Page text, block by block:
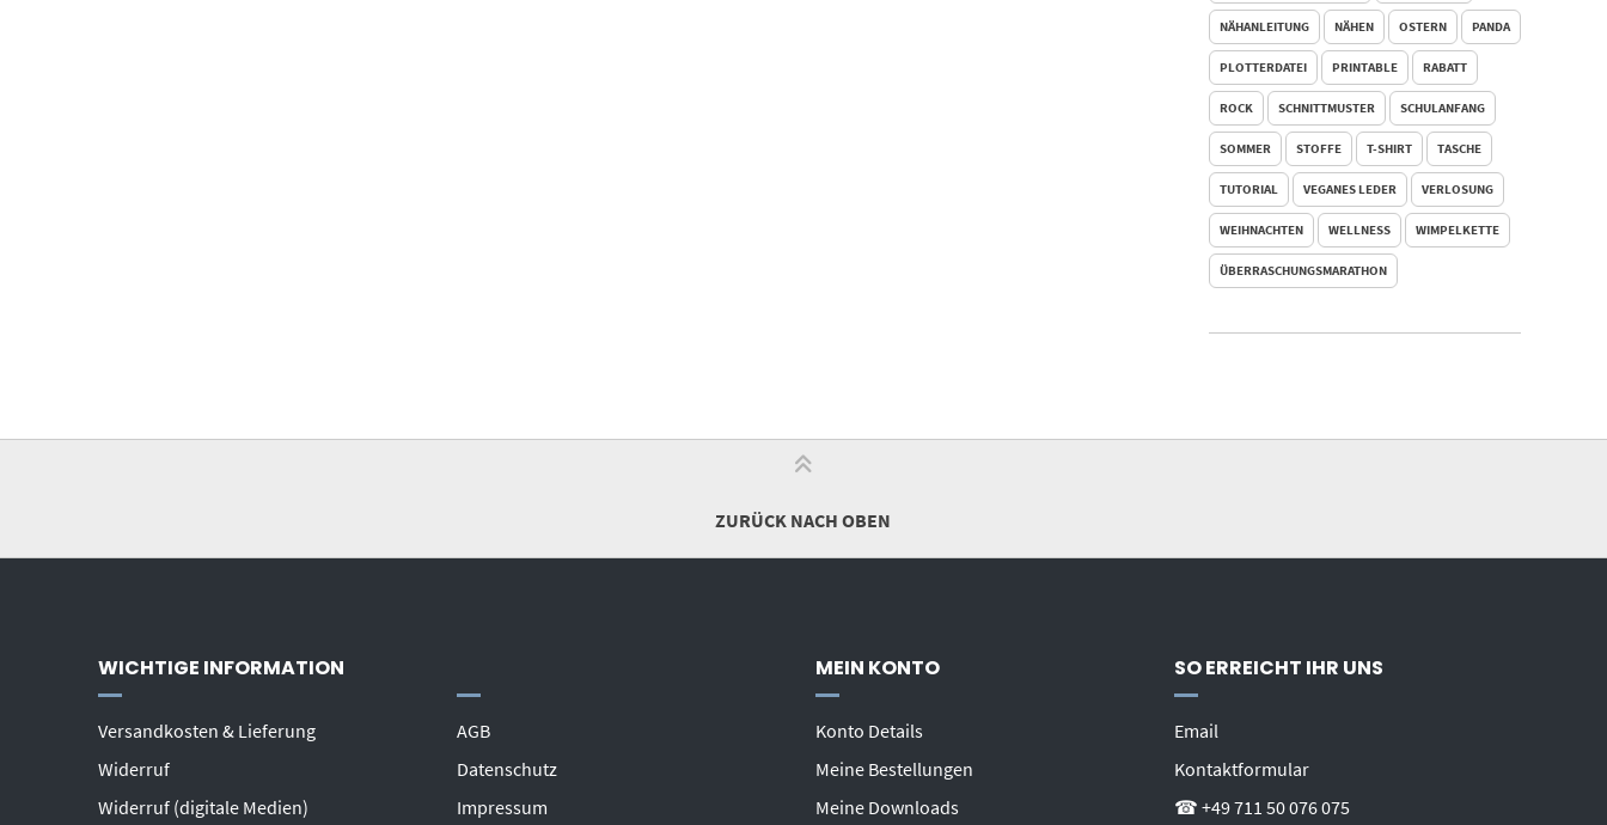
NÄHANLEITUNG NÄHEN OSTERN PANDA
PLOTTERDATEI PRINTABLE RABATT
ROCK SCHNITTMUSTER SCHULANFANG
SOMMER STOFFE T-SHIRT TASCHE
TUTORIAL VEGANES LEDER VERLOSUNG
WEIHNACHTEN WELLNESS WIMPELKETTE
ÜBERRASCHUNGSMARATHON
ZURÜCK NACH OBEN
WICHTIGE INFORMATION
Versandkosten & Lieferung
Widerruf
Widerruf (digitale Medien)
AGB
Datenschutz
Impressum
MEIN KONTO
Konto Details
Meine Bestellungen
Meine Downloads
SO ERREICHT IHR UNS
Email
Kontaktformular
☎ +49 711 50 076 075